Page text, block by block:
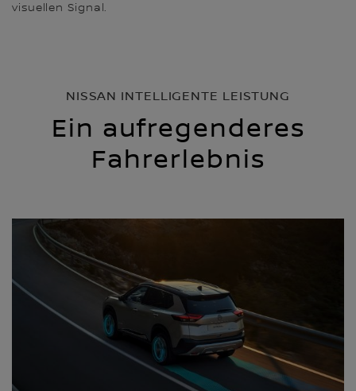
visuellen Signal.
NISSAN INTELLIGENTE LEISTUNG
Ein aufregenderes
Fahrerlebnis